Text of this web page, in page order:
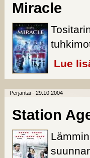
Miracle
Lue
Perjantai - 29.10.2004
Station